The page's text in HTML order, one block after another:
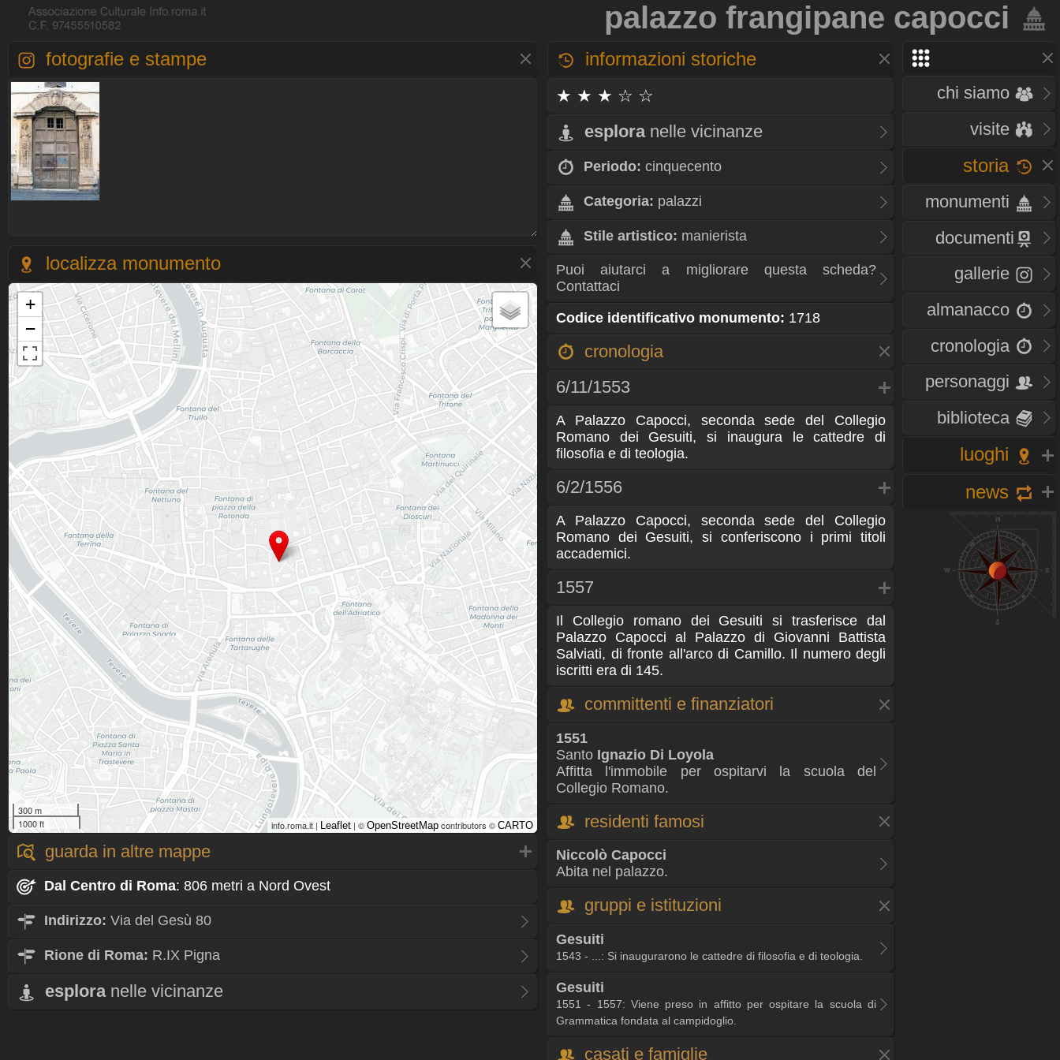
palazzo frangipane capocci
chi siamo
visite
storia
monumenti
documenti
gallerie
almanacco
cronologia
personaggi
biblioteca
luoghi
news
fotografie e stampe
localizza monumento
+
−
300 m
1000 ft
info.roma.it | Leaflet | © OpenStreetMap contributors © CARTO
guarda in altre mappe
Dal Centro di Roma: 806 metri a Nord Ovest
Indirizzo: Via del Gesù 80
Rione di Roma: R.IX Pigna
esplora nelle vicinanze
informazioni storiche
★ ★ ★ ☆ ☆
esplora nelle vicinanze
Periodo: cinquecento
Categoria: palazzi
Stile artistico: manierista
Puoi aiutarci a migliorare questa scheda?
Contattaci
Codice identificativo monumento: 1718
cronologia
6/11/1553
A Palazzo Capocci, seconda sede del Collegio
Romano dei Gesuiti, si inaugura le cattedre di
filosofia e di teologia.
6/2/1556
A Palazzo Capocci, seconda sede del Collegio
Romano dei Gesuiti, si conferiscono i primi titoli
accademici.
1557
Il Collegio romano dei Gesuiti si trasferisce dal
Palazzo Capocci al Palazzo di Giovanni Battista
Salviati, di fronte all'arco di Camillo. Il numero degli
iscritti era di 145.
committenti e finanziatori
1551
Santo Ignazio Di Loyola
Affitta l'immobile per ospitarvi la scuola del
Collegio Romano.
residenti famosi
Niccolò Capocci
Abita nel palazzo.
gruppi e istituzioni
Gesuiti
1543 - ...: Si inaugurarono le cattedre di filosofia e di teologia.
Gesuiti
1551 - 1557: Viene preso in affitto per ospitare la scuola di
Grammatica fondata al campidoglio.
casati e famiglie